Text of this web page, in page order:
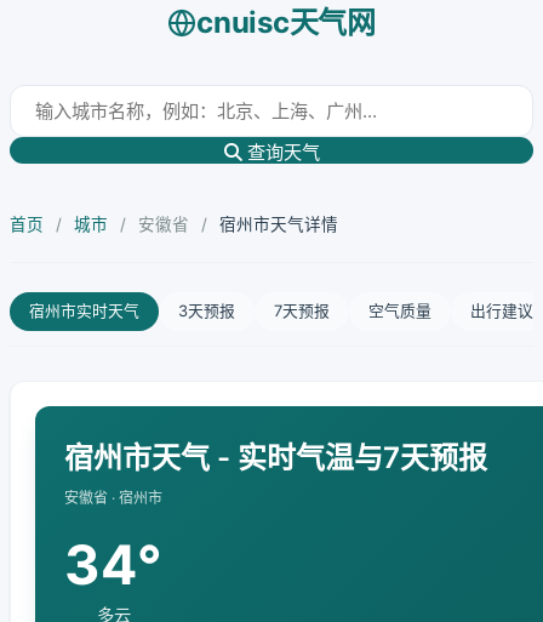
cnuisc天气网
查询天气
首页 / 城市 / 安徽省 / 宿州市天气详情
宿州市实时天气 3天预报 7天预报 空气质量 出行建议
宿州市天气 - 实时气温与7天预报
安徽省 · 宿州市
34°
多云